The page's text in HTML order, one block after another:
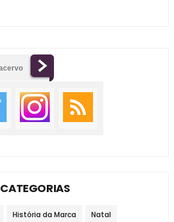
CATEGORIAS
História da Marca Natal